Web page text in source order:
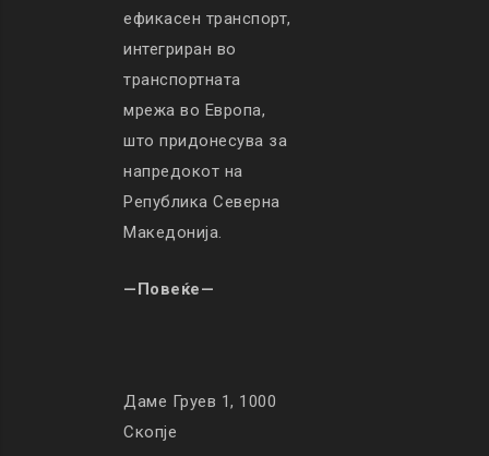
ефикасен транспорт,
интегриран во
транспортната
мрежа во Европа,
што придонесува за
напредокот на
Република Северна
Македонија.
—Повеќе—
Даме Груев 1, 1000
Скопје